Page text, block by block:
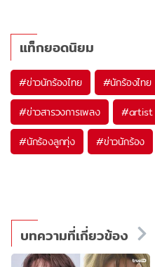
แท็กยอดนิยม
#ข่าวนักร้องไทย #นักร้องไทย
#ข่าวสารวงการเพลง #artist
#นักร้องลูกทุ่ง #ข่าวนักร้อง
บทความที่เกี่ยวข้อง